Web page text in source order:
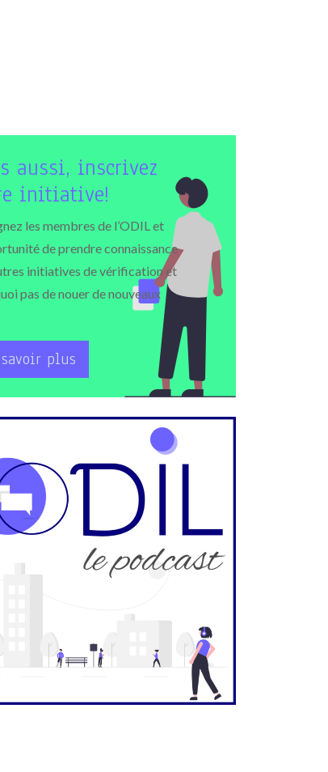
aussi, inscrivez
initiative!
les membres de l’ODIL et
de prendre connaissance
initiatives de vérification et
pas de nouer de nouveaux
plus